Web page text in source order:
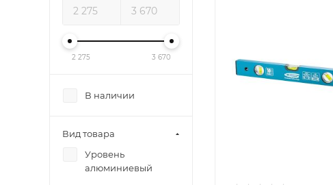
2 275 3 670
В наличии
Вид товара
Уровень
алюминиевый